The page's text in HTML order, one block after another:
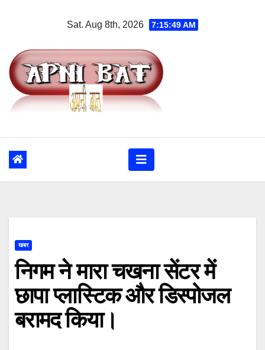
Sat. Aug 8th, 2026 7:15:50 AM
खबर
निगम ने मारा चखना सेंटर में
छापा प्लास्टिक और डिस्पोजल
बरामद किया।